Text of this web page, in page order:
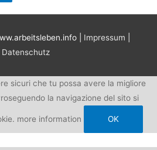
Impressum
Datenschutz
sicuri che tu possa avere la migliore
la navigazione del sito si
more information OK